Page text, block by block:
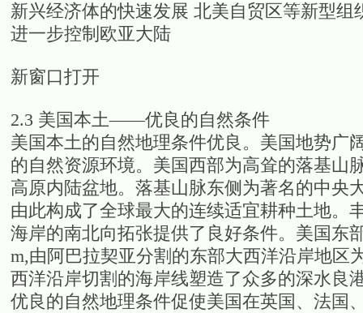
新兴经济体的快速发展 北美自贸区等新型组
进一步控制欧亚大陆
新窗口打开
2.3 美国本土——优良的自然条件
美国本土的自然地理条件优良。美国地势广
的自然资源环境。美国西部为高耸的落基山
高原内陆盆地。落基山脉东侧为著名的中央
由此构成了全球最大的连续适宜耕种土地。
海岸的南北向拓张提供了良好条件。美国东
m,由阿巴拉契亚分割的东部大西洋沿岸地区
西洋沿岸切割的海岸线塑造了众多的深水良
优良的自然地理条件促使美国在英国、法国